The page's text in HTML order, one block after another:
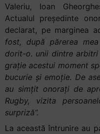
Valeriu, Ioan
Actualul președinte
declarat, pe marginea
fost, după părerea
dorit-o. unii dintre
grație acestui moment
bucurie și emoție. De
au simțit onorați de
Rugby, vizita
surpriză”.
La această întrunire au